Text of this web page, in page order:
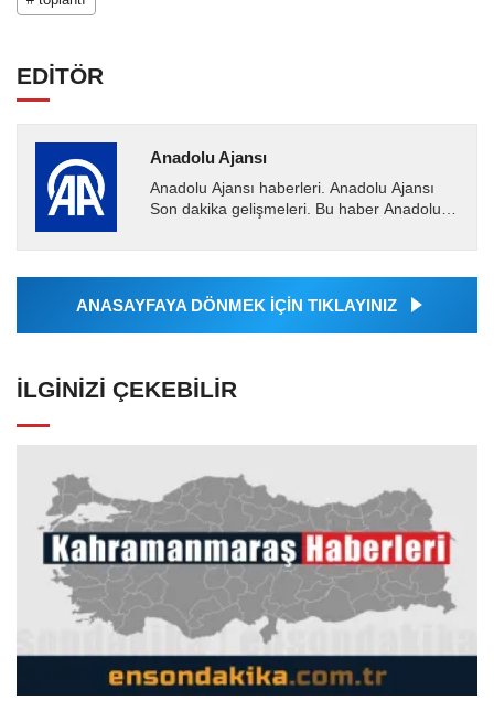
EDİTÖR
Anadolu Ajansı
Anadolu Ajansı haberleri. Anadolu Ajansı
Son dakika gelişmeleri. Bu haber Anadolu
Ajansı tarafından...
ANASAYFAYA DÖNMEK İÇİN TIKLAYINIZ
İLGINIZI ÇEKEBILIR